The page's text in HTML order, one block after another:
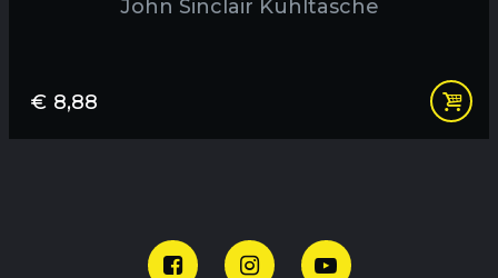
John Sinclair Kühltasche
€ 8,88